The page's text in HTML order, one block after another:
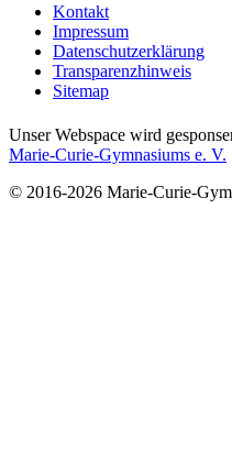
Kontakt
Impressum
Datenschutzerklärung
Transparenzhinweis
Sitemap
Unser Webspace wird
Marie-Curie-Gymnasiums e. V.
© 2016-2026 Marie-Curie-